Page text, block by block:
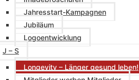
Jahresstart-Kampagnen
Jubiläum
Logoentwicklung
J – S
Longevity – Länger gesund leben!